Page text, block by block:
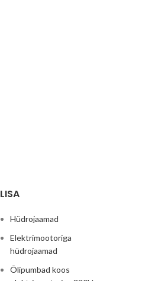
LISA
Hüdrojaamad
Elektrimootoriga
hüdrojaamad
Õlipumbad koos